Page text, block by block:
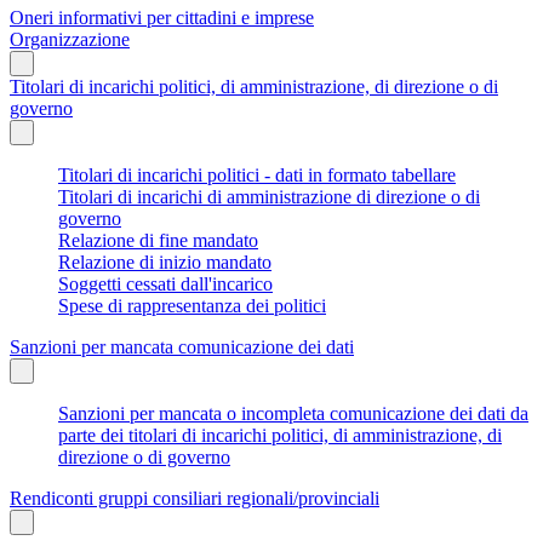
Oneri informativi per cittadini e imprese
Organizzazione
Titolari di incarichi politici, di amministrazione, di direzione o di
governo
Titolari di incarichi politici - dati in formato tabellare
Titolari di incarichi di amministrazione di direzione o di
governo
Relazione di fine mandato
Relazione di inizio mandato
Soggetti cessati dall'incarico
Spese di rappresentanza dei politici
Sanzioni per mancata comunicazione dei dati
Sanzioni per mancata o incompleta comunicazione dei dati da
parte dei titolari di incarichi politici, di amministrazione, di
direzione o di governo
Rendiconti gruppi consiliari regionali/provinciali